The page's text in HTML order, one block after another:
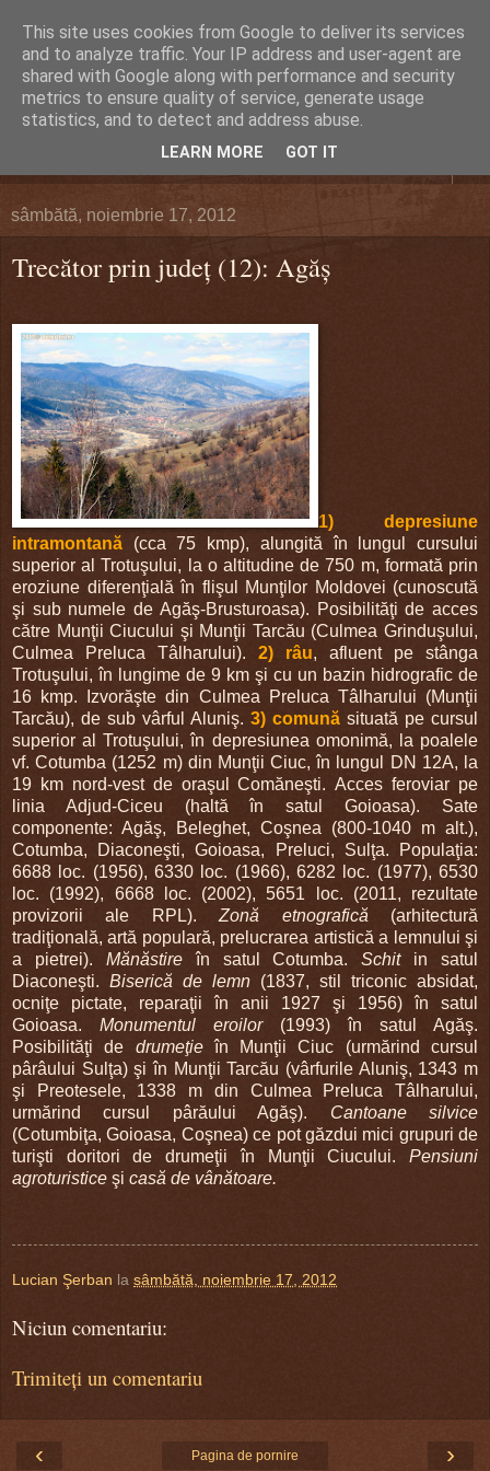
DEFERLĂRI
Despre şi pentru Bacău. Totul la obiect.
sâmbătă, noiembrie 17, 2012
Trecător prin judeţ (12): Agăş
1) depresiune
intramontană (cca 75 kmp), alungită în lungul cursului
superior al Trotuşului, la o altitudine de 750 m, formată prin
eroziune diferenţială în flişul Munţilor Moldovei (cunoscută
şi sub numele de Agăş-Brusturoasa). Posibilităţi de acces
către Munţii Ciucului şi Munţii Tarcău (Culmea Grinduşului,
Culmea Preluca Tâlharului). 2) râu, afluent pe stânga
Trotuşului, în lungime de 9 km şi cu un bazin hidrografic de
16 kmp. Izvorăşte din Culmea Preluca Tâlharului (Munţii
Tarcău), de sub vârful Aluniş. 3) comună situată pe cursul
superior al Trotuşului, în depresiunea omonimă, la poalele
vf. Cotumba (1252 m) din Munţii Ciuc, în lungul DN 12A, la
19 km nord-vest de oraşul Comăneşti. Acces feroviar pe
linia Adjud-Ciceu (haltă în satul Goioasa). Sate
componente: Agăş, Beleghet, Coşnea (800-1040 m alt.),
Cotumba, Diaconeşti, Goioasa, Preluci, Sulţa. Populaţia:
6688 loc. (1956), 6330 loc. (1966), 6282 loc. (1977), 6530
loc. (1992), 6668 loc. (2002), 5651 loc. (2011, rezultate
provizorii ale RPL).Zonă etnografică (arhitectură
tradiţională, artă populară, prelucrarea artistică a lemnului şi
a pietrei). Mănăstireîn satul Cotumba.Schit in satul
Diaconeşti. Biserică de lemn (1837, stil triconic absidat,
ocniţe pictate, reparaţii în anii 1927 şi 1956) în satul
Goioasa. Monumentul eroilor(1993) în satul Agăş.
Posibilităţi de drumeţieîn Munţii Ciuc (urmărind cursul
pârâului Sulţa) şi în Munţii Tarcău (vârfurile Aluniş, 1343 m
şi Preotesele, 1338 m din Culmea Preluca Tâlharului,
urmărind cursul pârăului Agăş). Cantoane silvice
(Cotumbiţa, Goioasa, Coşnea) ce pot găzdui mici grupuri de
turişti doritori de drumeţii în Munţii Ciucului. Pensiuni
agroturistice şi casă de vânătoare.
Lucian Şerban la sâmbătă, noiembrie 17, 2012
Niciun comentariu:
Trimiteți un comentariu
‹ ›
Pagina de pornire
This site uses cookies from Google to deliver its services
and to analyze traffic. Your IP address and user-agent are
shared with Google along with performance and security
metrics to ensure quality of service, generate usage
statistics, and to detect and address abuse.
LEARN MORE GOT IT